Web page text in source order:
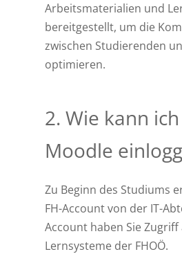
Arbeitsmaterialien und
bereitgestellt, um die
zwischen Studierenden
optimieren.
2. Wie kann
Moodle
Zu Beginn des Studiums
FH-Account von der IT-
Account haben Sie
Lernsysteme der FHOÖ.